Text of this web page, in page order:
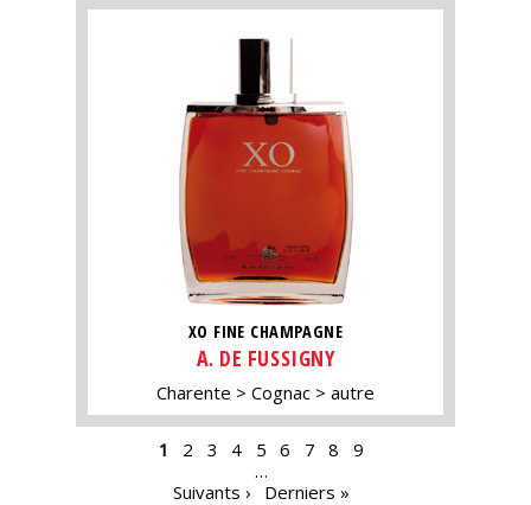
XO FINE CHAMPAGNE
A. DE FUSSIGNY
Charente Cognac autre
1 2 3 4 5 6 7 8
9
…
Suivants ›
Derniers »